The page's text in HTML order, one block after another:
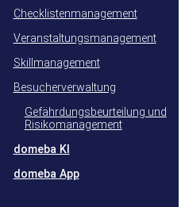
Checklistenmanagement
Veranstaltungsmanagement
Skillmanagement
Besucherverwaltung
Gefährdungsbeurteilung und
Risikomanagement
domeba KI
domeba App